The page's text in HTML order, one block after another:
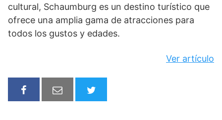
cultural, Schaumburg es un destino turístico que
ofrece una amplia gama de atracciones para
todos los gustos y edades.
Ver artículo